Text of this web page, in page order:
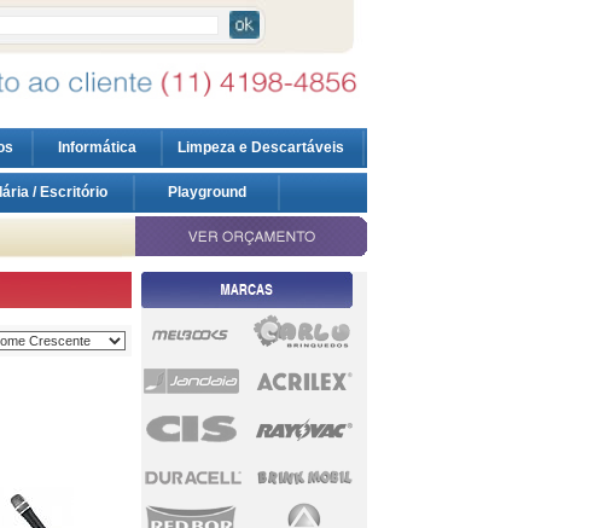
Informática Limpeza e Descartáveis
/ Escritório Playground